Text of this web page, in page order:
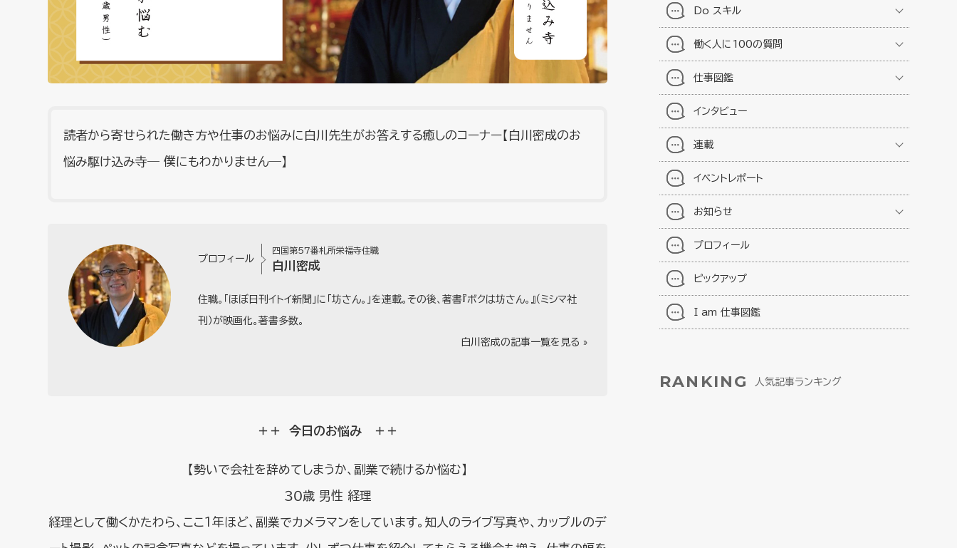
読者から寄せられた働き方や仕事のお悩みに白川先生がお答えする癒しのコーナー【白川密成のお
悩み駆け込み寺― 僕にもわかりません―】
プロフィール
四国第57番札所栄福寺住職
白川密成
住職。「ほぼ日刊イトイ新聞」に「坊さん。」を連載。その後、著書『ボクは坊さん。』（ミシマ社
刊）が映画化。著書多数。
白川密成の記事一覧を見る »
＋＋ 今日のお悩み ＋＋
【勢いで会社を辞めてしまうか、副業で続けるか悩む】
３０歳 男性 経理
経理として働くかたわら、ここ１年ほど、副業でカメラマンをしています。知人のライブ写真や、カップルのデ
Do スキル
働く人に100の質問
仕事図鑑
インタビュー
連載
イベントレポート
お知らせ
プロフィール
ピックアップ
I am 仕事図鑑
RANKING 人気記事ランキング